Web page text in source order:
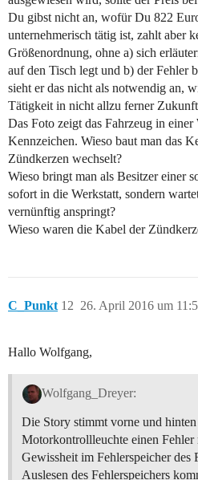
Du gibst nicht an, wofür Du 822
unternehmerisch tätig ist, zahlt aber
Größenordnung, ohne a) sich
auf den Tisch legt und b) der Fehler
sieht er das nicht als notwendig an,
Tätigkeit in nicht allzu ferner
Das Foto zeigt das Fahrzeug in einer
Kennzeichen. Wieso baut man das
Zündkerzen wechselt?
Wieso bringt man als Besitzer einer
sofort in die Werkstatt, sondern
vernünftig anspringt?
Wieso waren die Kabel der
C_Punkt 26. April 2016 um
12
Hallo Wolfgang,
Wolfgang_Dreyer:
Die Story stimmt vorne und
Motorkontrollleuchte einen Fehler
Gewissheit im Fehlerspeicher des
Auslesen des Fehlerspeichers